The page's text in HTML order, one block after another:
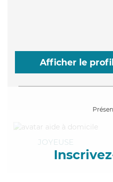
Afficher le profil
JOYEUSE